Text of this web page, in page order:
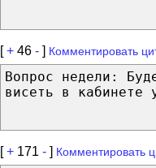
[+ 46 - ] Комментировать
Вопрос недели:
висеть в кабинете
[+ 171 - ] Комментировать